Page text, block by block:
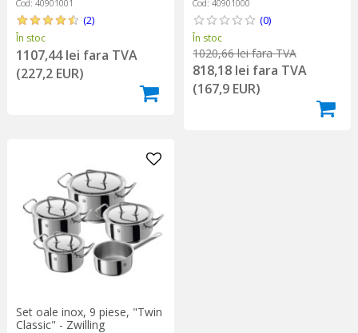
Cod: 40901001
(2)
În stoc
1107,44 lei fara TVA
(227,2 EUR)
Cod: 40901000
(0)
În stoc
1020,66 lei fara TVA
818,18 lei fara TVA
(167,9 EUR)
Set oale inox, 9 piese, "Twin
Classic" - Zwilling